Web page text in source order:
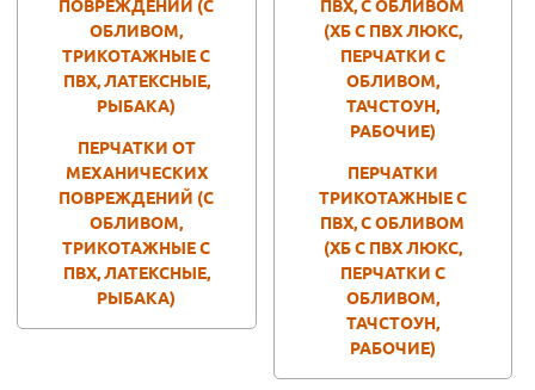
ПЕРЧАТКИ ОТ
МЕХАНИЧЕСКИХ
ПОВРЕЖДЕНИЙ (С
ОБЛИВОМ,
ТРИКОТАЖНЫЕ С
ПВХ, ЛАТЕКСНЫЕ,
РЫБАКА)
ПЕРЧАТКИ
ТРИКОТАЖНЫЕ С
ПВХ, С ОБЛИВОМ
(ХБ С ПВХ ЛЮКС,
ПЕРЧАТКИ С
ОБЛИВОМ,
ТАЧСТОУН,
РАБОЧИЕ)